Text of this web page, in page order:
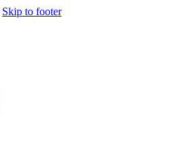
Skip to footer